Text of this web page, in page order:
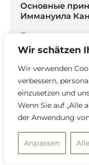
Wir schätzen
Wir verwenden
verbessern,
einzusetzen und
Wenn Sie auf „Alle
der Anwendung
Anpassen
Основные
Иммануила
Перевод с
являясь, может